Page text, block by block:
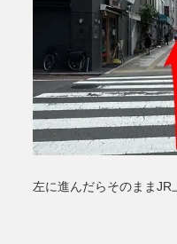
左に進んだらそのままJR